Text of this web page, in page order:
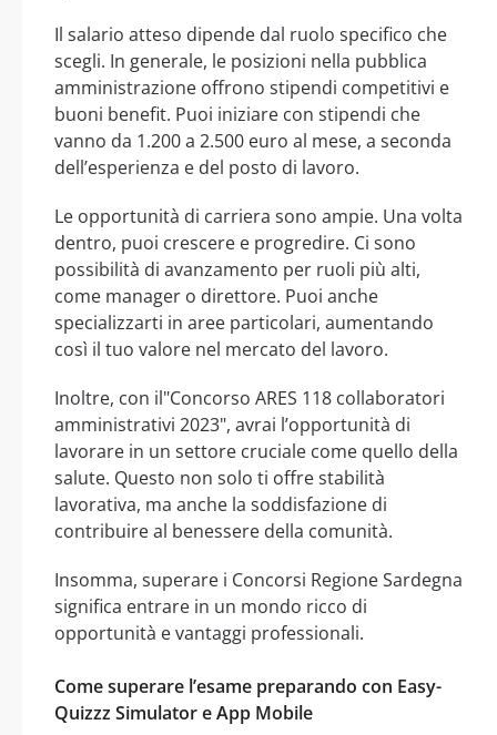
Il salario atteso dipende dal ruolo specifico che
scegli. In generale, le posizioni nella pubblica
amministrazione offrono stipendi competitivi e
buoni benefit. Puoi iniziare con stipendi che
vanno da 1.200 a 2.500 euro al mese, a seconda
dell’esperienza e del posto di lavoro.
Le opportunità di carriera sono ampie. Una volta
dentro, puoi crescere e progredire. Ci sono
possibilità di avanzamento per ruoli più alti,
come manager o direttore. Puoi anche
specializzarti in aree particolari, aumentando
così il tuo valore nel mercato del lavoro.
Inoltre, con il"Concorso ARES 118 collaboratori
amministrativi 2023", avrai l’opportunità di
lavorare in un settore cruciale come quello della
salute. Questo non solo ti offre stabilità
lavorativa, ma anche la soddisfazione di
contribuire al benessere della comunità.
Insomma, superare i Concorsi Regione Sardegna
significa entrare in un mondo ricco di
opportunità e vantaggi professionali.
Come superare l’esame preparando con Easy-
Quizzz Simulator e App Mobile